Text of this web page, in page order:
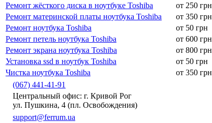
Ремонт жёсткого диска в ноутбуке Toshiba
от 250 грн
Ремонт материнской платы ноутбука Toshiba
от 350 грн
Ремонт ноутбука Toshiba
от 50 грн
Ремонт петель ноутбука Toshiba
от 600 грн
Ремонт экрана ноутбука Toshiba
от 800 грн
Установка ssd в ноутбук Toshiba
от 50 грн
Чистка ноутбука Toshiba
от 350 грн
(067) 441-41-91
Центральный офис: г. Кривой Рог
ул. Пушкина, 4 (пл. Освобождения)
support@ferrum.ua